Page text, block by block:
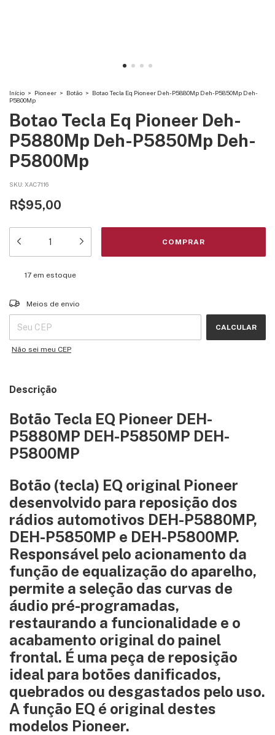
Início > Pioneer > Botão > Botao Tecla Eq Pioneer Deh-P5880Mp Deh-P5850Mp Deh-
P5800Mp
Botao Tecla Eq Pioneer Deh-
P5880Mp Deh-P5850Mp Deh-
P5800Mp
SKU: XAC7116
R$95,00
17 em estoque
Entregas para o CEP:
Meios de envio
CALCULAR
Não sei meu CEP
Descrição
Botão Tecla EQ Pioneer DEH-
P5880MP DEH-P5850MP DEH-
P5800MP
Botão (tecla) EQ original Pioneer
desenvolvido para reposição dos
rádios automotivos DEH-P5880MP,
DEH-P5850MP e DEH-P5800MP.
Responsável pelo acionamento da
função de equalização do aparelho,
permite a seleção das curvas de
áudio pré-programadas,
restaurando a funcionalidade e o
acabamento original do painel
frontal. É uma peça de reposição
ideal para botões danificados,
quebrados ou desgastados pelo uso.
A função EQ é original destes
modelos Pioneer.